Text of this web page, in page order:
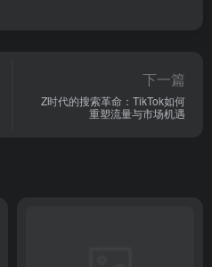
下一篇
Z时代的搜索革命：TikTok如何
重塑流量与市场机遇